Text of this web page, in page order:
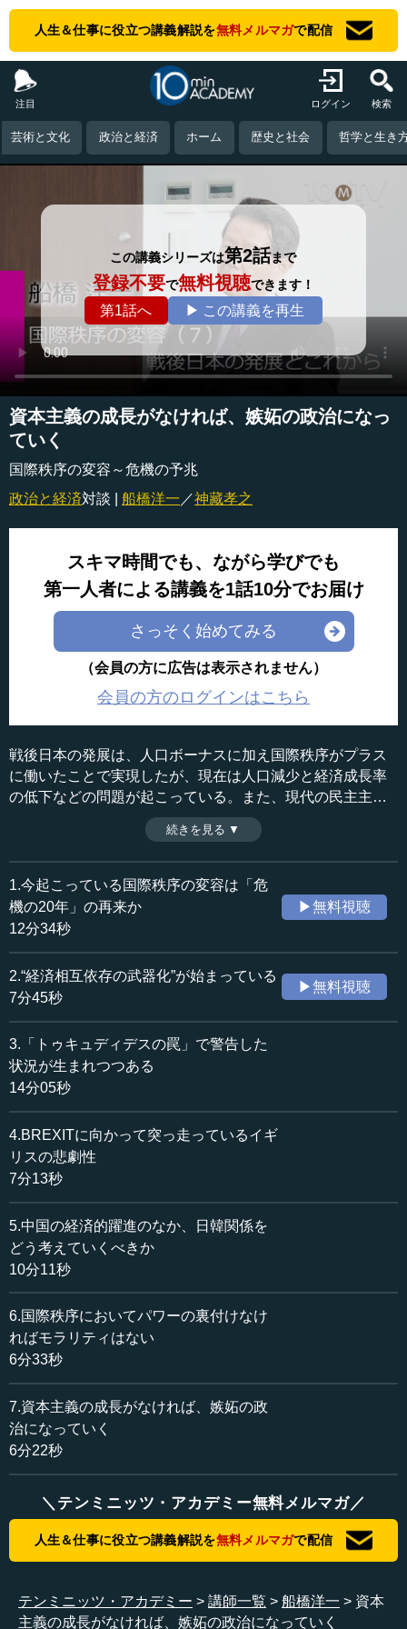
人生＆仕事に役立つ講義解説を無料メルマガで配信
注目 ログイン 検索
芸術と文化 政治と経済 ホーム 歴史と社会 哲学と生き
この講義シリーズは第2話まで
登録不要で無料視聴できます！
第1話へ ▶ この講義を再生
資本主義の成長がなければ、嫉妬の政治になっ
ていく
国際秩序の変容～危機の予兆
政治と経済対談 | 船橋洋一 ／神藏孝之
スキマ時間でも、ながら学びでも
第一人者による講義を1話10分でお届け
さっそく始めてみる
（会員の方に広告は表示されません）
会員の方のログインはこちら
戦後日本の発展は、人口ボーナスに加え国際秩序がプラス
に働いたことで実現したが、現在は人口減少と経済成長率
の低下などの問題が起こっている。また、現代の民主主義
は資本主義の成長があってのもので、それがなければ、嫉
妬の政治になっていくと船橋洋一氏は言う。日本はこうし
た状況を深刻に受け止める必要があるだろう。（全7話中第
7話）
※インタビュアー：神藏孝之（10MTVオピニオン論説主
幹）
収録日：2019年9月3日
追加日：2019年12月30日
カテゴリー：
国際
国際一般
≪全文≫
●日本はこれまで平和を維持しながら経済を成長させ
―― 最後にもう一つだけ。最近、デービッド・アトキン
ソンが、「日本の中小企業は360万社もあり、多すぎる」と
言っています。吸収合併により、数を相当減らしていかな
い限り、生産性は高まらないし、少子化も止まらないし、
一人あたりのGDPが下がってくことも止まらない、という
感じの議論をしているのです。これについて、先生はどん
な感じのイメージを持っていますか。
船橋 アトキンソンさんの本を読んでいないので、ちょっ
と申し訳ないんだけれども、まず人口減少は問題でしょ
う。今までの日本の歴史のなかで、人口は明治以降ここま
で。戦後もまた、そういう形で人口ボーナス期がありまし
た。われわれ日本人は一生懸命働いて、汗かいて、いろい
ろ学んで、それで戦後ここまで来ました。もちろんそれは
大きいけれども、同時に戦争をしないように注意深くやっ
てきました。アメリカの同盟と憲法の合わせ技、組み合わ
せで、平和を維持してきたのです。
●戦後日本の躍進には国際秩序がプラスに働いていた
船橋 そうして、これだけの経済を持ったわけですが、そ
こには同時に2つ、とても重要なことがあると思うんです。
環境や国際秩序は、非常にプラスに働いていた、要するに
恵まれていたということを忘れちゃいけないということで
続きを見る ▼
1.今起こっている国際秩序の変容は「危
機の20年」の再来か
12分34秒
▶無料視聴
2.“経済相互依存の武器化”が始まっている
7分45秒
▶無料視聴
3.「トゥキュディデスの罠」で警告した
状況が生まれつつある
14分05秒
4.BREXITに向かって突っ走っているイギ
リスの悲劇性
7分13秒
5.中国の経済的躍進のなか、日韓関係を
どう考えていくべきか
10分11秒
6.国際秩序においてパワーの裏付けなけ
ればモラリティはない
6分33秒
7.資本主義の成長がなければ、嫉妬の政
治になっていく
6分22秒
＼テンミニッツ・アカデミー無料メルマガ／
人生＆仕事に役立つ講義解説を無料メルマガで配信
テンミニッツ・アカデミー 講師一覧 船橋洋一
資本
主義の成長がなければ、嫉妬の政治になっていく